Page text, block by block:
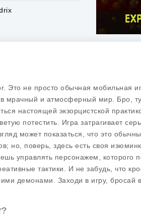
Это не просто обычная мобильная
мрачный и атмосферный мир. Бро,
настоящей экзорцистской
потестить. Игра затрагивает
может показаться, что это
но, поверь, здесь есть своя
управлять персонажем, которого
тактики. И не забудь, что
демонами. Заходи в игру, бросай